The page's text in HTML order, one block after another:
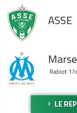
ASSE
Rabiot
LE